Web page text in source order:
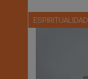
ESPIRITUALIDAD